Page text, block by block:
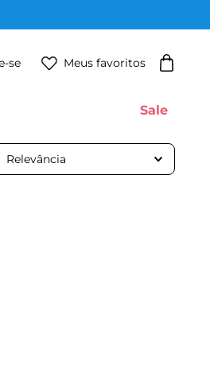
Meus favoritos
Sale
Relevância